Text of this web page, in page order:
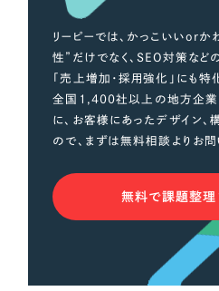
リーピーでは、かっこいいorか
性”だけでなく、SEO対策など
「売上増加・採用強化」にも特化
全国1,400社以上の地方企業
に、お客様にあったデザイン、
ので、まずは無料相談よりお問
無料で課題整理